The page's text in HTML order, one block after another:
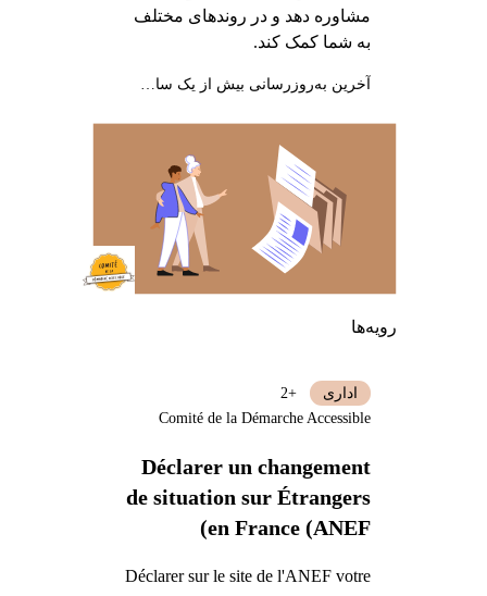
مشاوره دهد و در روندهای مختلف
به شما کمک کند.
رویه‌ها
Déclarer un changement
de situation sur Étrangers
en France (ANEF)
Déclarer sur le site de l'ANEF votre
اداری
+2
Comité de la Démarche Accessible